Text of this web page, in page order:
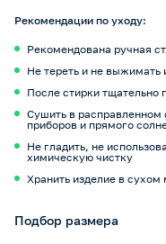
Рекомендации по уходу:
Рекомендована ручная
Не тереть и не выжимать
После стирки тщательно
Сушить в расправленном
приборов и прямого
Не гладить, не
химическую чистку
Хранить изделие в
Подбор размера